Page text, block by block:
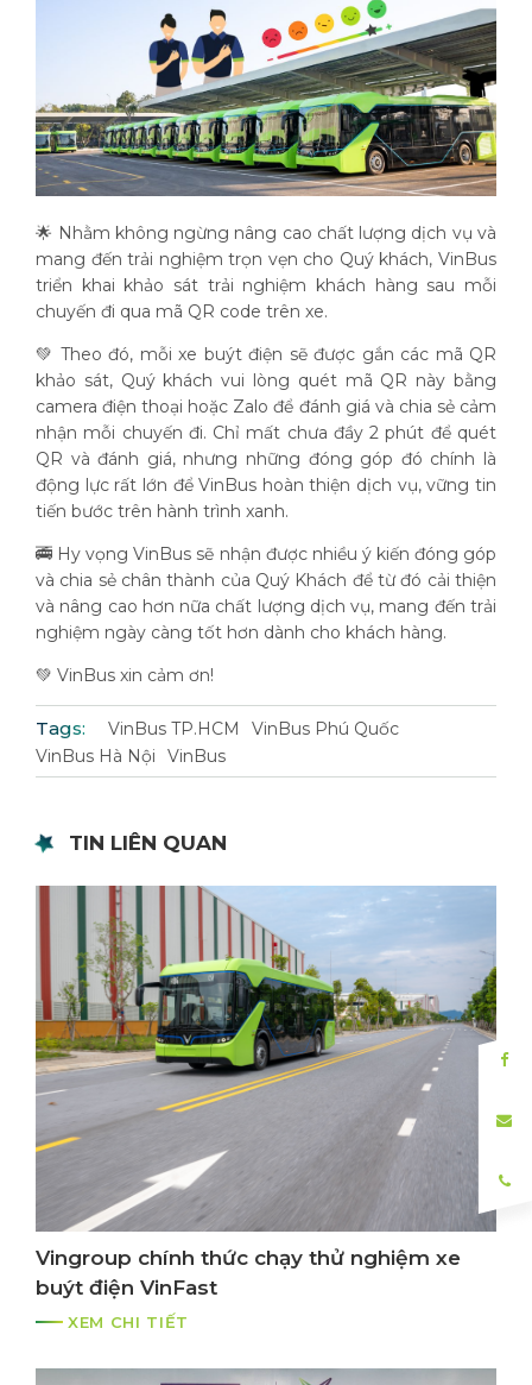
🌟 Nhằm không ngừng nâng cao chất lượng dịch vụ và
mang đến trải nghiệm trọn vẹn cho Quý khách, VinBus
triển khai khảo sát trải nghiệm khách hàng sau mỗi
chuyến đi qua mã QR code trên xe.
💚 Theo đó, mỗi xe buýt điện sẽ được gắn các mã QR
khảo sát, Quý khách vui lòng quét mã QR này bằng
camera điện thoại hoặc Zalo để đánh giá và chia sẻ cảm
nhận mỗi chuyến đi. Chỉ mất chưa đầy 2 phút để quét
QR và đánh giá, nhưng những đóng góp đó chính là
động lực rất lớn để VinBus hoàn thiện dịch vụ, vững tin
tiến bước trên hành trình xanh.
🚎 Hy vọng VinBus sẽ nhận được nhiều ý kiến đóng góp
và chia sẻ chân thành của Quý Khách để từ đó cải thiện
và nâng cao hơn nữa chất lượng dịch vụ, mang đến trải
nghiệm ngày càng tốt hơn dành cho khách hàng.
💚 VinBus xin cảm ơn!
Tags: VinBus TP.HCM
VinBus Phú Quốc
VinBus Hà Nội
VinBus
TIN LIÊN QUAN
Vingroup chính thức chạy thử nghiệm xe
buýt điện VinFast
XEM CHI TIẾT